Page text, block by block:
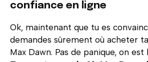
confiance en ligne
Ok, maintenant que tu es
demandes sûrement où acheter
Max Dawn. Pas de panique, on est